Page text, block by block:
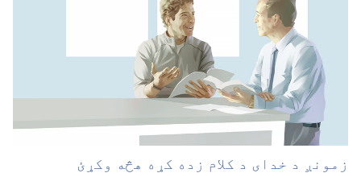
زمونږ د خدای د کلام زده کړه هڅه وکړئ